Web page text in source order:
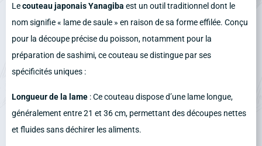
Lecouteau japonais Yanagiba est un outil traditionnel dont le
nom signifie « lame de saule » en raison de sa forme effilée. Conçu
pour la découpe précise du poisson, notamment pour la
préparation de sashimi, ce couteau se distingue par ses
spécificités uniques :
Longueur de la lame : Ce couteau dispose d’une lame longue,
généralement entre 21 et 36 cm, permettant des découpes nettes
et fluides sans déchirer les aliments.